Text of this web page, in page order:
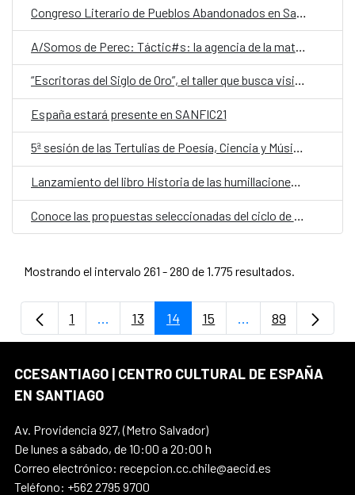
Congreso Literario de Pueblos Abandonados en Santiago: “Lo que juramos no hacer”
“Escritoras del Siglo de Oro”, el taller que busca visibilizar el trabajo literario de las mujeres en los siglos XVI y XVII
España estará presente en SANFIC21
5ª sesión de las Tertulias de Poesía, Ciencia y Música 2025
Lanzamiento del libro Historia de las humillaciones de Jorge Marchant Lazcano
Mostrando el intervalo 261 - 280 de 1.775 resultados.
Página
1 ...Páginas intermedias Use TAB para
Página
13 Página
14 Página
15 ...PáginasPágina
89
CCESANTIAGO | CENTRO CULTURAL DE ESPAÑA
EN SANTIAGO
Av. Providencia 927, (Metro Salvador)
De lunes a sábado, de 10:00 a 20:00 h
Correo electrónico: recepcion.cc.chile@aecid.es
Teléfono: +562 2795 9700